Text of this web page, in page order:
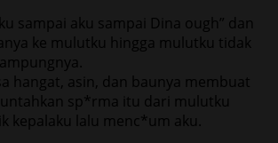
sampai aku sampai Dina ough” dan
ke mulutku hingga mulutku tidak
hangat, asin, dan baunya membuat
sp*rma itu dari mulutku
kepalaku lalu menc*um aku.